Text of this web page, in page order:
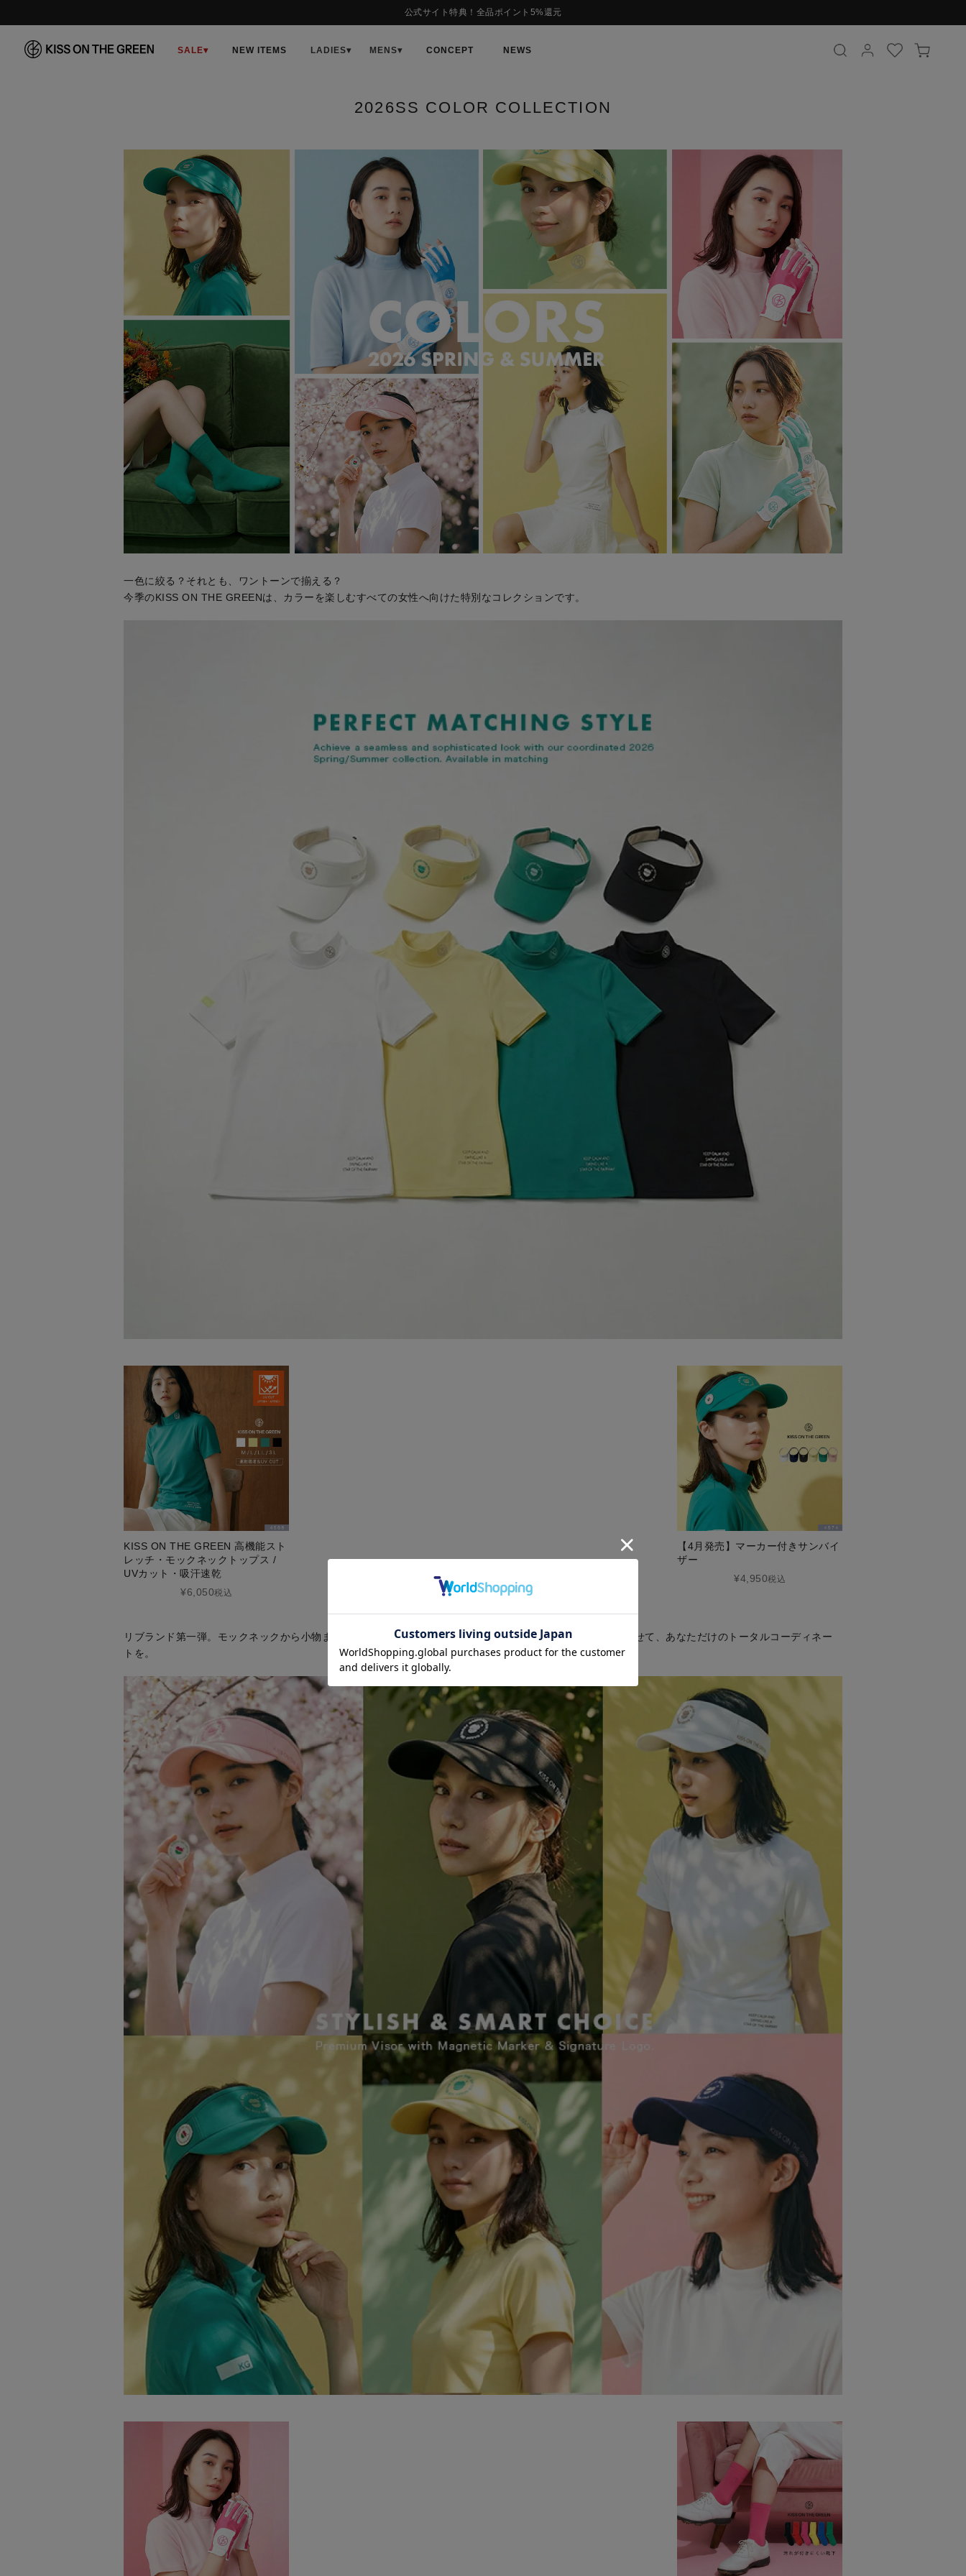
公式サイト特典！全品ポイント5%還元
SALE▾ NEW ITEMS LADIES▾ MENS▾ CONCEPT NEWS
2026SS COLOR COLLECTION
一色に絞る？それとも、ワントーンで揃える？
今季のKISS ON THE GREENは、カラーを楽しむすべての女性へ向けた特別なコレクションです。
KISS ON THE GREEN 高機能スト
レッチ・モックネックトップス /
UVカット・吸汗速乾
¥6,050税込
【4月発売】マーカー付きサンバイ
ザー
¥4,950税込
リブランド第一弾。モックネックから小物まで、春の芝生に映える豊富なラインナップが解禁。色を組み合わせて、あなただけのトータルコーディネー
トを。